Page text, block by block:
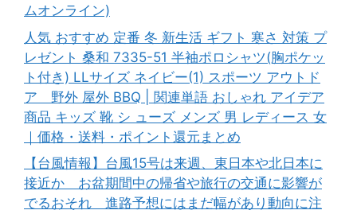
ムオンライン)
人気 おすすめ 定番 冬 新生活 ギフト 寒さ 対策 プ
レゼント 桑和 7335-51 半袖ポロシャツ(胸ポケッ
ト付き) LLサイズ ネイビー(1) スポーツ アウトド
ア 野外 屋外 BBQ | 関連単語 おしゃれ アイデア
商品 キッズ 靴 シ ューズ メンズ 男 レディース 女
｜価格・送料・ポイント還元まとめ
【台風情報】台風15号は来週、東日本や北日本に
接近か お盆期間中の帰省や旅行の交通に影響が
でるおそれ 進路予想にはまだ幅があり動向に注